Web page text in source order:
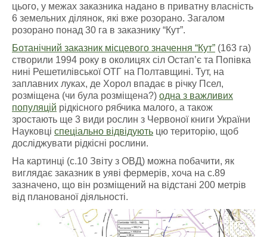
цього, у межах заказника надано в приватну власність
6 земельних ділянок, які вже розорано. Загалом
розорано понад 30 га в заказнику “Кут”.
Ботанічний заказник місцевого значення “Кут” (163 га)
створили 1994 року в околицях сіл Остап’є та Попівка
нині Решетилівської ОТГ на Полтавщині. Тут, на
заплавних луках, де Хорол впадає в річку Псел,
розміщена (чи була розміщена?) одна з важливих
популяцій рідкісного рябчика малого, а також
зростають ще 3 види рослин з Червоної книги України
Науковці спеціально відвідують цю територію, щоб
досліджувати рідкісні рослини.
На картинці (с.10 Звіту з ОВД) можна побачити, як
виглядає заказник в уяві фермерів, хоча на с.89
зазначено, що він розміщений на відстані 200 метрів
від планованої діяльності.